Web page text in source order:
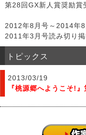
第28回GX新人賞奨励賞
2012年8月号～2014年8
2011年3月号読み切り
トピックス
2013/03/19
『桃源郷へようこそ!